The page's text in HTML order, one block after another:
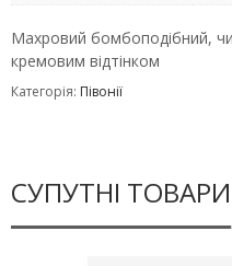
Махровий бомбоподібний,
кремовим відтінком
Категорія: Півонії
СУПУТНІ ТОВАРИ